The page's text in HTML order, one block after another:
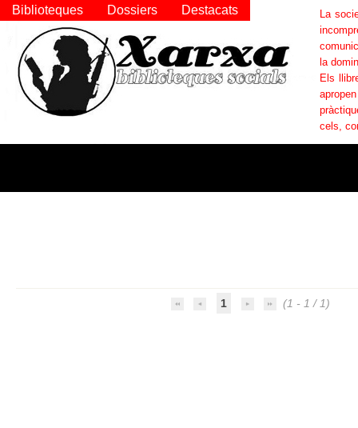
1 (1 - 1 / 1)
La
la
Els
cels,
Biblioteques Dossiers Destacats